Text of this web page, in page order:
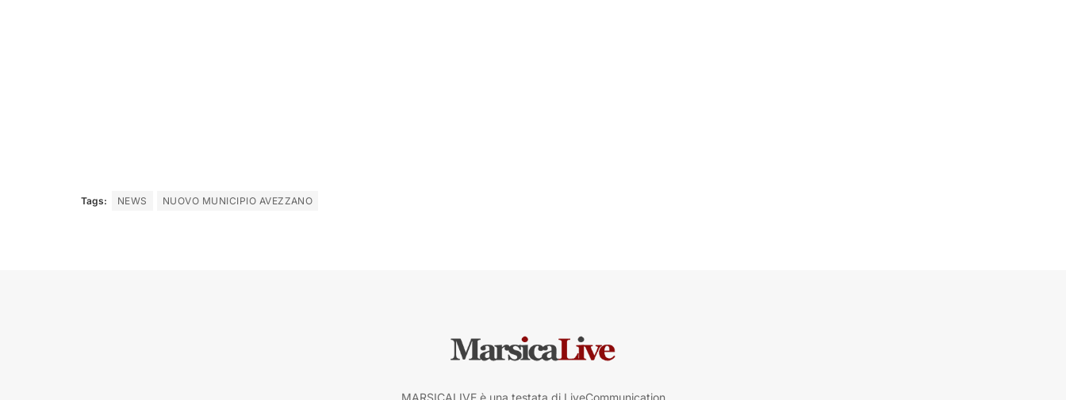
Tags: NEWS NUOVO MUNICIPIO AVEZZANO